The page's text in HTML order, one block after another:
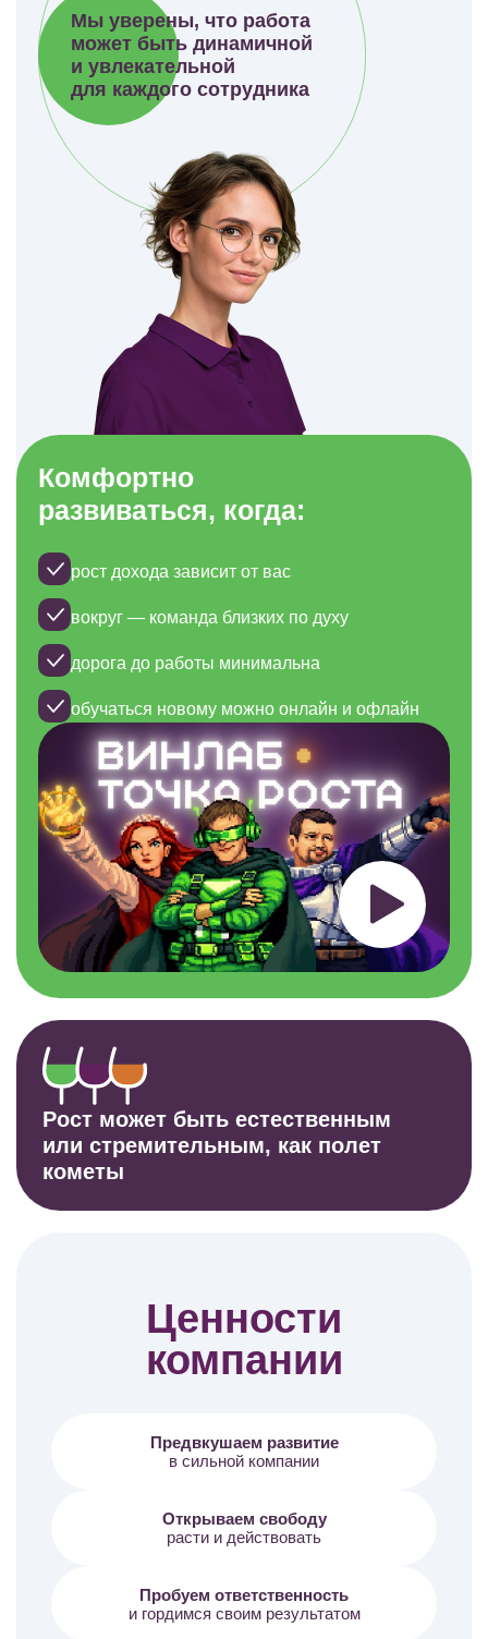
Мы уверены, что работа
может быть динамичной
и увлекательной
для каждого сотрудника
Комфортно
развиваться, когда:
рост дохода зависит от вас
вокруг — команда близких по духу
дорога до работы минимальна
обучаться новому можно онлайн и офлайн
Рост может быть естественным
или стремительным, как полет
кометы
Ценности
компании
Предвкушаем развитие
в сильной компании
Открываем свободу
расти и действовать
Пробуем ответственность
и гордимся своим результатом